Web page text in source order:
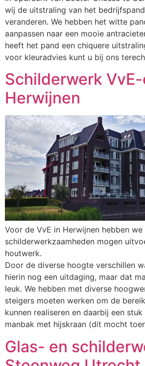
wij de uitstraling van het
veranderen. We hebben het witte
aanpassen naar een mooie
heeft het pand een chiquere
voor kleuradvies kunt u bij ons
Schilderwerk
Herwijnen
Voor de VvE in Herwijnen hebben we
schilderwerkzaamheden mogen
houtwerk.
Door de diverse hoogte verschillen
hierin nog een uitdaging, maar dat
leuk. We hebben met diverse
steigers moeten werken om de
kunnen realiseren en daarbij een
manbak met hijskraan (dit mocht
Glas- en